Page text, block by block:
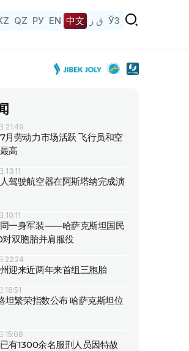
QZ РУ EN 中文 ق ز ЎЗ
21:49
月劳动力市场活跃 飞行员和空
高
13:11
驾驶航空器在阿斯塔纳完成演
10:11
一身军装——哈萨克斯坦国民
双胞胎并肩服役
22:24
迎来近两年来首组三胞胎
18:51
繁荣指数公布 哈萨克斯坦位
15:08
有1300余名服刑人员因特赦